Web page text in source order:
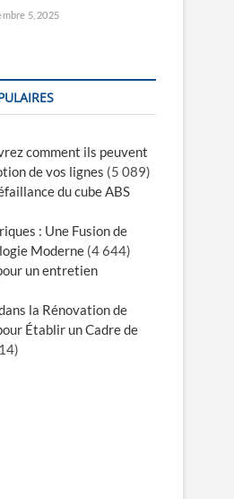
5, 2025
comment ils peuvent
de vos lignes (5 089)
du cube ABS
: Une Fusion de
Moderne (4 644)
un entretien
la Rénovation de
Établir un Cadre de